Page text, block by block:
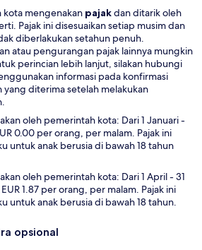
kota mengenakan pajakdan ditarik oleh
Pajak ini disesuaikan setiap musim dan
diberlakukan setahun penuh.
atau pengurangan pajak lainnya mungkin
perincian lebih lanjut, silakan hubungi
informasi pada konfirmasi
yang diterima setelah melakukan
oleh pemerintah kota: Dari 1 Januari -
0.00 per orang, per malam. Pajak ini
untuk anak berusia di bawah 18 tahun
oleh pemerintah kota: Dari 1 April - 31
1.87 per orang, per malam. Pajak ini
untuk anak berusia di bawah 18 tahun.
opsional